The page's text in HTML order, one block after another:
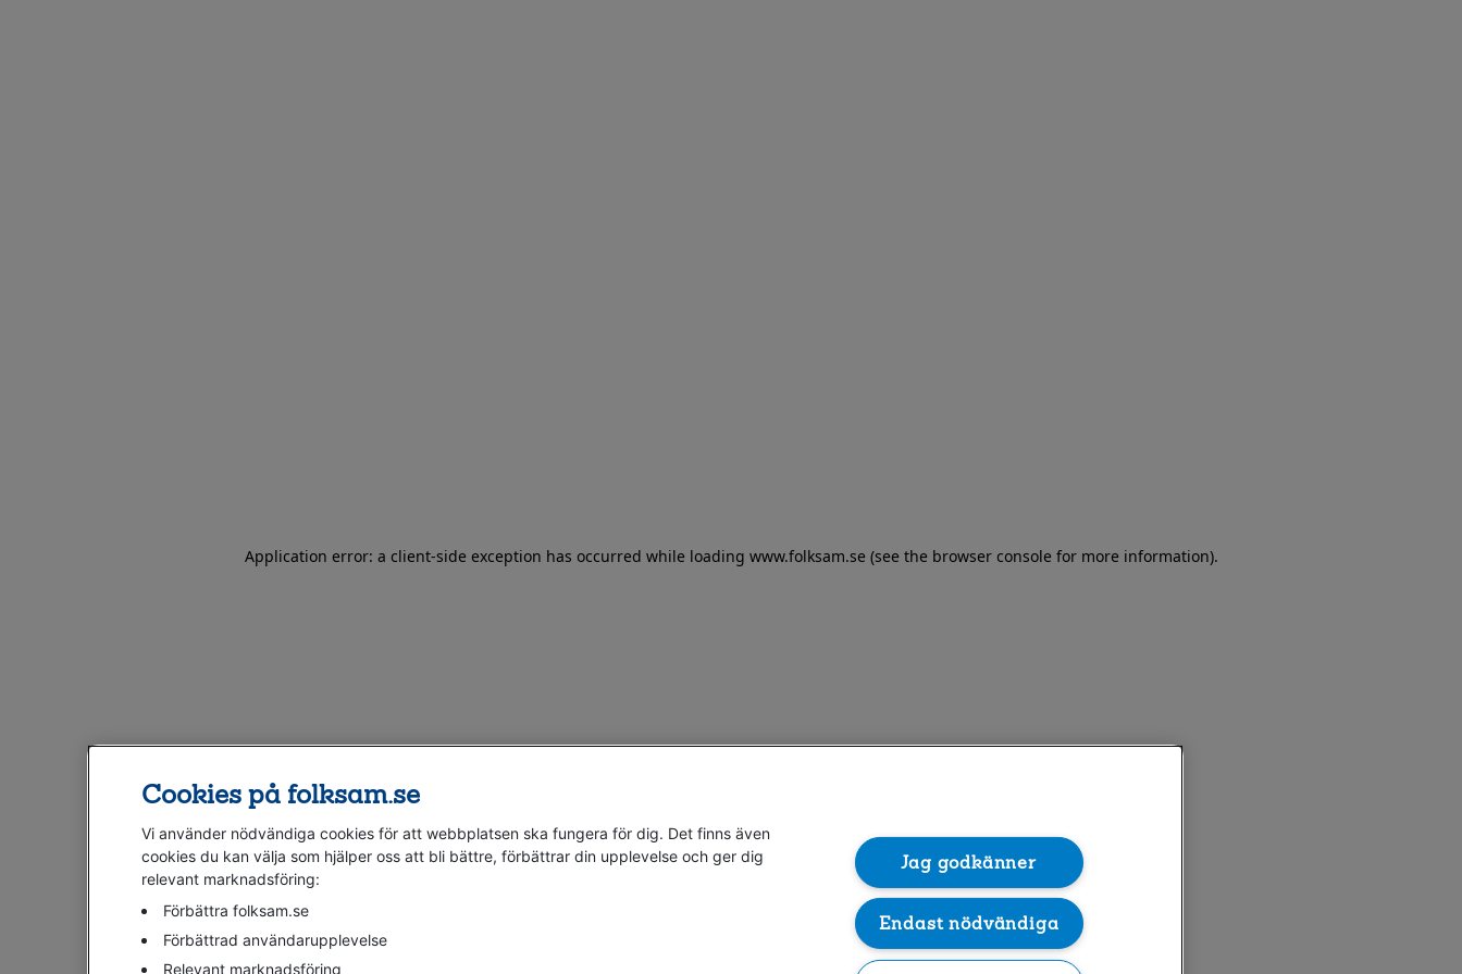
Application error: a client-side exception has occurred while loading www.folksam.se (see the browser console for more information).
Cookies på folksam.se
Vi använder nödvändiga cookies för att webbplatsen ska fungera för dig. Det finns även
cookies du kan välja som hjälper oss att bli bättre, förbättrar din upplevelse och ger dig
relevant marknadsföring:
Förbättra folksam.se
Förbättrad användarupplevelse
Relevant marknadsföring
Jag godkänner
Endast nödvändiga